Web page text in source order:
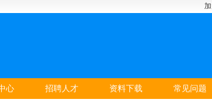
心 招聘人才 资料下载 常见问题